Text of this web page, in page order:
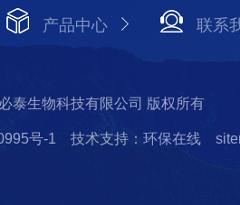
产品中心 联系
泰生物科技有限公司 版权所有
号-1 技术支持：环保在线